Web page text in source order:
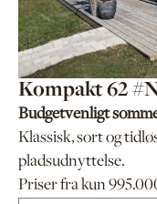
Kompakt 62
Budgetvenligt
Klassisk, sort og
pladsudnyttelse.
Priser fra kun